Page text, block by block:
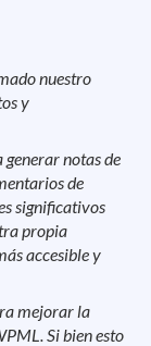
nuestro
y
notas de
de
significativos
propia
accesible y
mejorar la
Si bien esto